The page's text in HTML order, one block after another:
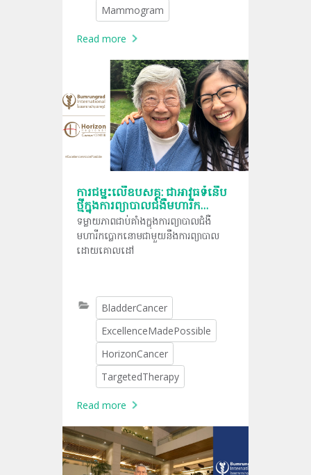
Mammogram
Read more
ការជម្នះលើឧបសគ្គ: ជាអាវុធទំនើប
ថ្មីក្នុងការព្យាបាលជំងឺមហារីក
ផ្លោកនោម
ទម្លាយភាពជាប់គាំងក្នុងការព្យាបាលជំងឺ
មហារីកប្លោកនោមជាមួយនឹងការព្យាបាល
ដោយគោលដៅ
BladderCancer
ExcellenceMadePossible
HorizonCancer
TargetedTherapy
Read more